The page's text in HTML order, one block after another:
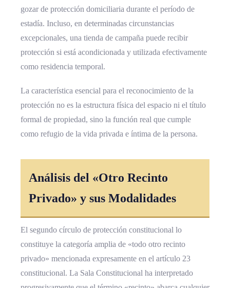
gozar de protección domiciliaria durante el período de
estadía. Incluso, en determinadas circunstancias
excepcionales, una tienda de campaña puede recibir
protección si está acondicionada y utilizada efectivamente
como residencia temporal.
La característica esencial para el reconocimiento de la
protección no es la estructura física del espacio ni el título
formal de propiedad, sino la función real que cumple
como refugio de la vida privada e íntima de la persona.
Análisis del «Otro Recinto
Privado» y sus Modalidades
El segundo círculo de protección constitucional lo
constituye la categoría amplia de «todo otro recinto
privado» mencionada expresamente en el artículo 23
constitucional. La Sala Constitucional ha interpretado